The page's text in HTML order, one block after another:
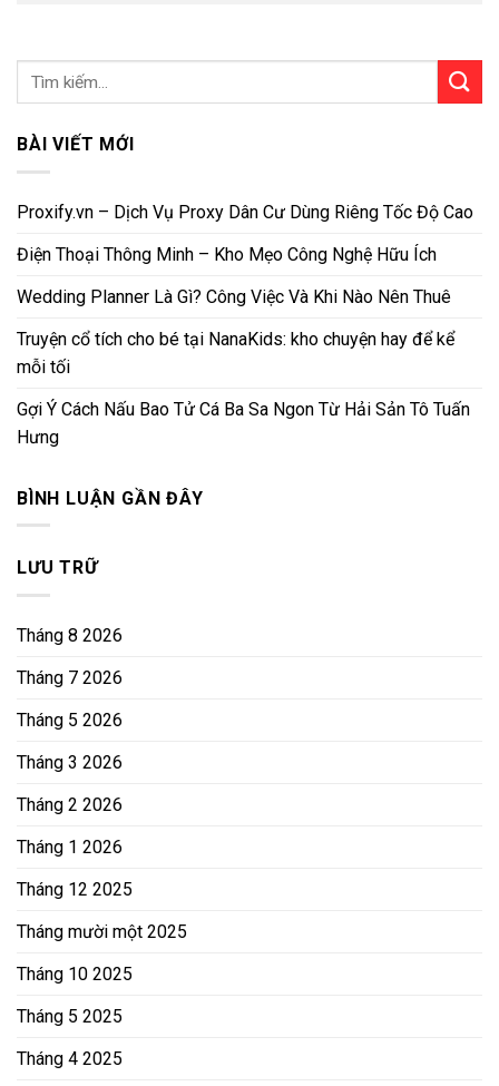
BÀI VIẾT MỚI
Proxify.vn – Dịch Vụ Proxy Dân Cư Dùng Riêng Tốc Độ Cao
Điện Thoại Thông Minh – Kho Mẹo Công Nghệ Hữu Ích
Wedding Planner Là Gì? Công Việc Và Khi Nào Nên Thuê
Truyện cổ tích cho bé tại NanaKids: kho chuyện hay để kể
mỗi tối
Gợi Ý Cách Nấu Bao Tử Cá Ba Sa Ngon Từ Hải Sản Tô Tuấn
Hưng
BÌNH LUẬN GẦN ĐÂY
LƯU TRỮ
Tháng 8 2026
Tháng 7 2026
Tháng 5 2026
Tháng 3 2026
Tháng 2 2026
Tháng 1 2026
Tháng 12 2025
Tháng mười một 2025
Tháng 10 2025
Tháng 5 2025
Tháng 4 2025